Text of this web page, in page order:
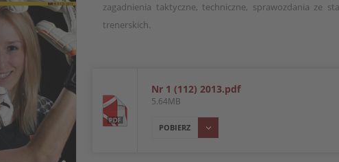
zagadnienia taktyczne, techniczne, sprawozdania ze
trenerskich.
Nr 1 (112) 2013.pdf
5.64MB
POBIERZ